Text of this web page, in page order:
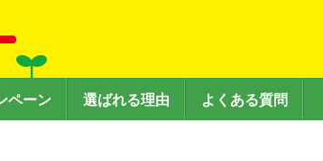
ペーン 選ばれる理由 よくある質問